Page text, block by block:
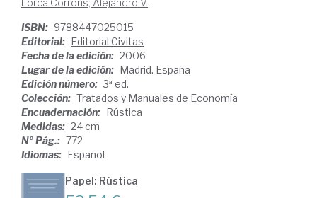
Lorca Corrons, Alejandro V.
ISBN: 9788447025015
Editorial: Editorial Civitas
Fecha de la edición: 2006
Lugar de la edición: Madrid. España
Edición número: 3ª ed.
Colección: Tratados y Manuales de Economía
Encuadernación: Rústica
Medidas: 24 cm
Nº Pág.: 772
Idiomas: Español
Papel: Rústica